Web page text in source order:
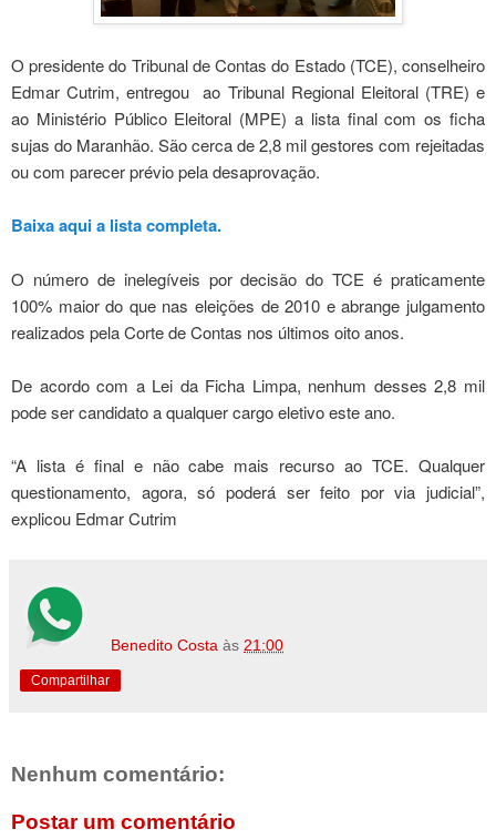
O presidente do Tribunal de Contas do Estado (TCE), conselheiro
Edmar Cutrim, entregou ao Tribunal Regional Eleitoral (TRE) e
ao Ministério Público Eleitoral (MPE) a lista final com os ficha
sujas do Maranhão. São cerca de 2,8 mil gestores com rejeitadas
ou com parecer prévio pela desaprovação.
Baixa aqui a lista completa.
O número de inelegíveis por decisão do TCE é praticamente
100% maior do que nas eleições de 2010 e abrange julgamento
realizados pela Corte de Contas nos últimos oito anos.
De acordo com a Lei da Ficha Limpa, nenhum desses 2,8 mil
pode ser candidato a qualquer cargo eletivo este ano.
“A lista é final e não cabe mais recurso ao TCE. Qualquer
questionamento, agora, só poderá ser feito por via judicial”,
explicou Edmar Cutrim
Benedito Costa às 21:00
Compartilhar
Nenhum comentário:
Postar um comentário